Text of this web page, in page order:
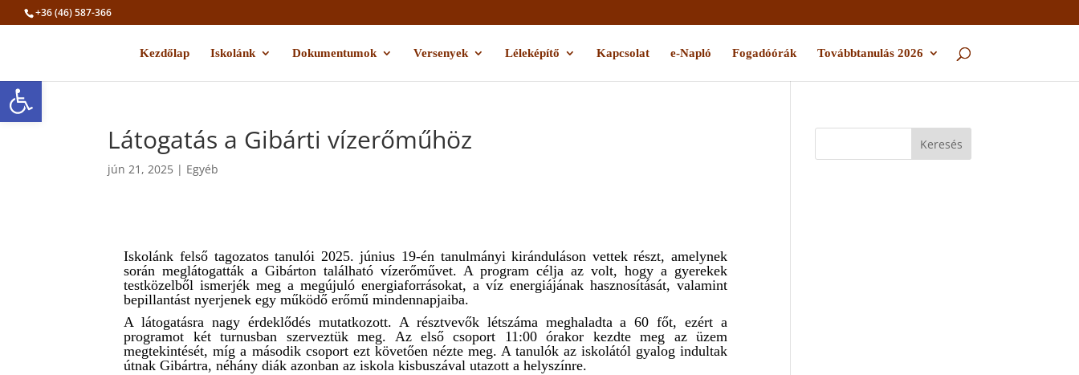
Eszköztár megnyitása
+36 (46) 587-366
Kezdőlap Iskolánk Dokumentumok Versenyek Léleképítő Kapcsolat e-Napló Fogadóórák Továbbtanulás 2026
Látogatás a Gibárti vízerőműhöz
jún 21, 2025 | Egyéb
Iskolánk felső tagozatos tanulói 2025. június 19-én tanulmányi kiránduláson vettek részt, amelynek
során meglátogatták a Gibárton található vízerőművet. A program célja az volt, hogy a gyerekek
testközelből ismerjék meg a megújuló energiaforrásokat, a víz energiájának hasznosítását, valamint
bepillantást nyerjenek egy működő erőmű mindennapjaiba.
A látogatásra nagy érdeklődés mutatkozott. A résztvevők létszáma meghaladta a 60 főt, ezért a
programot két turnusban szerveztük meg. Az első csoport 11:00 órakor kezdte meg az üzem
megtekintését, míg a második csoport ezt követően nézte meg. A tanulók az iskolától gyalog indultak
útnak Gibártra, néhány diák azonban az iskola kisbuszával utazott a helyszínre.